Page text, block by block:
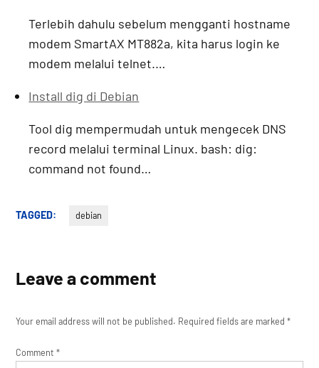
Terlebih dahulu sebelum mengganti hostname
modem SmartAX MT882a, kita harus login ke
modem melalui telnet.…
Install dig di Debian
Tool dig mempermudah untuk mengecek DNS
record melalui terminal Linux. bash: dig:
command not found…
TAGGED: debian
Leave a comment
Your email address will not be published. Required fields are marked*
Comment*